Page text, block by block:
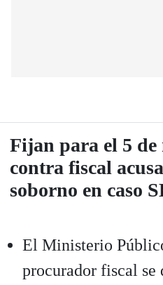
Fijan para el 5 de
contra fiscal
soborno en caso
El Ministerio
procurador fiscal se